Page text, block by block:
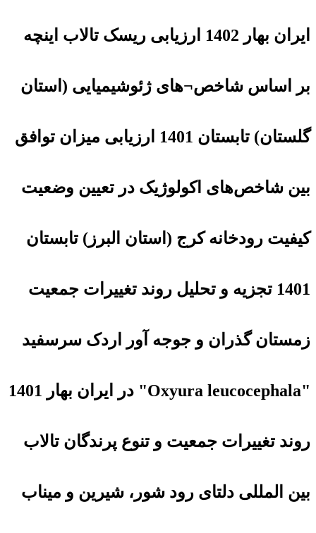
ایران بهار 1402 ارزیابی ریسک تالاب اینچه
بر اساس شاخص¬های ژئوشیمیایی (استان
گلستان) تابستان 1401 ارزیابی میزان توافق
بین شاخص‌های اکولوژیک در تعیین وضعیت
کیفیت رودخانه کرج (استان البرز) تابستان
1401 تجزیه و تحلیل روند تغییرات جمعیت
زمستان گذران و جوجه آور اردک سرسفید
"Oxyura leucocephala" در ایران بهار 1401
روند تغییرات جمعیت و تنوع پرندگان تالاب
بین المللی دلتای رود شور، شیرین و میناب